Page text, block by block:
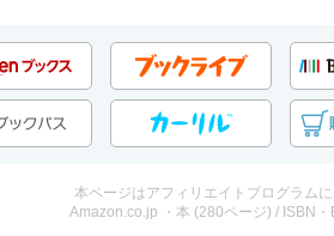
本ページはアフィリエイトプログラム
Amazon.co.jp ・本 (280ページ) / ISBN